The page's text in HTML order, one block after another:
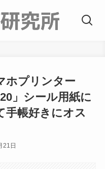
ホプリンター
」シール用紙に
手帳好きにオス
21日